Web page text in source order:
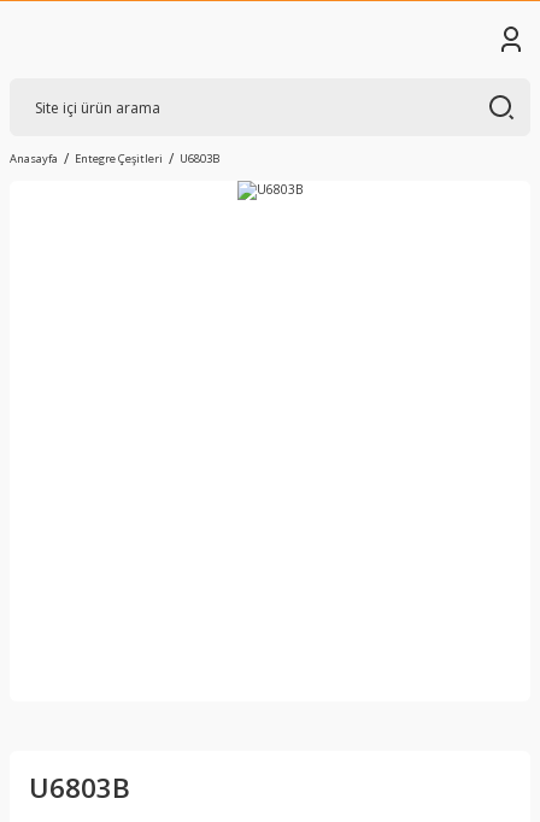
Anasayfa Entegre Çeşitleri U6803B
U6803B